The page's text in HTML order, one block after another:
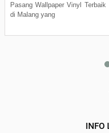
Pasang Wallpaper Vinyl Terbaik
di Malang yang
INFO